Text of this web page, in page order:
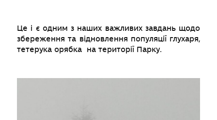
Це і є одним з наших важливих завдань щодо
збереження та відновлення популяції глухаря,
тетерука орябка на території Парку.